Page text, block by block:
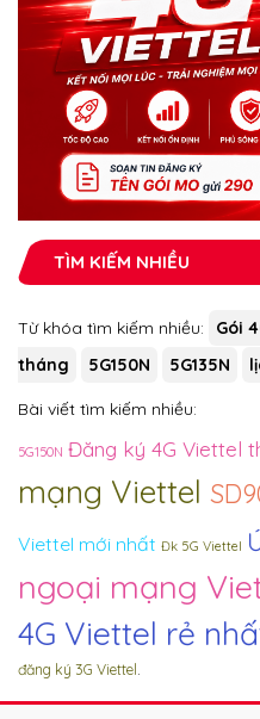
TÌM KIẾM NHIỀU
Từ khóa tìm kiếm nhiều: Gói
tháng
5G150N 5G135N
Bài viết tìm kiếm nhiều:
5G150N Đăng ký 4G Viettel
mạng Viettel
Viettel mới nhất Đk 5G Viettel
ngoại mạng
4G Viettel rẻ
đăng ký 3G Viettel.